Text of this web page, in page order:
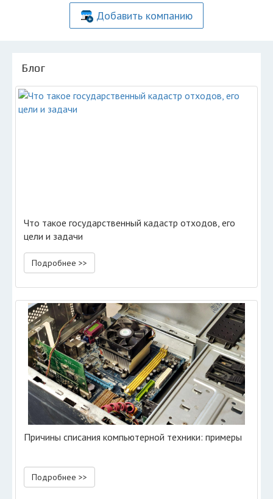
Добавить компанию
Блог
Что такое государственный кадастр отходов, его
цели и задачи
Подробнее >>
Причины списания компьютерной техники: примеры
Подробнее >>